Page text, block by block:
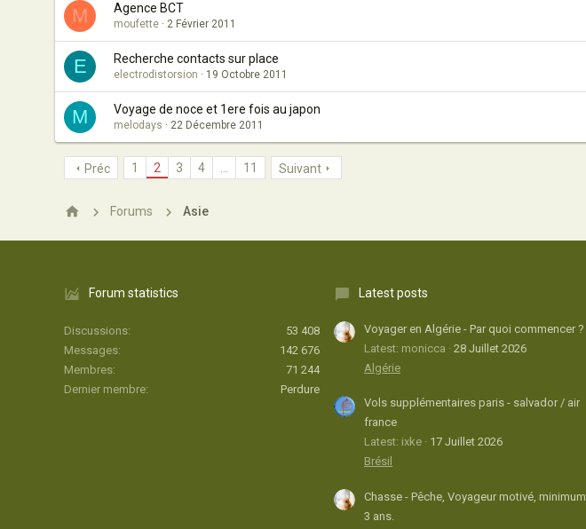
M Agence BCT
moufette 2 Février 2011
E Recherche contacts sur place
electrodistorsion 19 Octobre 2011
M Voyage de noce et 1ere fois au japon
melodays 22 Décembre 2011
Préc 1 2 3 4 11 Suivant
Forums Asie
Forum statistics
Discussions
53 408
Messages
142 676
Membres
71 244
Dernier membre
Perdure
Latest posts
Voyager en Algérie - Par quoi commencer ?
Latest: monicca
28 Juillet 2026
Algérie
Vols supplémentaires paris - salvador / air
france
Latest: ixke
17 Juillet 2026
Brésil
Chasse - Pêche, Voyageur motivé, minimum
3 ans.